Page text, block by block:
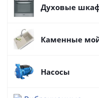
Духовые
Каменные
Насосы